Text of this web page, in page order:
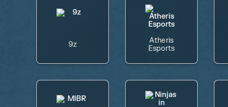
9z
Atheris
Esports